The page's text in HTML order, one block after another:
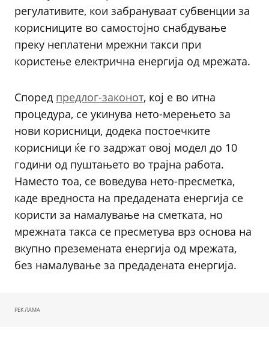
регулативите, кои забрануваат субвенции за
корисниците во самостојно снабдување
преку неплатени мрежни такси при
користење електрична енергија од мрежата.
Според предлог-законот, кој е во итна
процедура, се укинува нето-мерењето за
нови корисници, додека постоечките
корисници ќе го задржат овој модел до 10
години од пуштањето во трајна работа.
Наместо тоа, се воведува нето-пресметка,
каде вредноста на предадената енергија се
користи за намалување на сметката, но
мрежната такса се пресметува врз основа на
вкупно преземената енергија од мрежата,
без намалување за предадената енергија.
РЕКЛАМА